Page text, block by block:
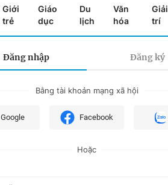
Giới
trẻ
Giáo
dục
Du
lịch
Văn
hóa
Giải
trí
Đăng nhập Đăng ký
Bằng tài khoản mạng xã hội
Google Facebook
Hoặc